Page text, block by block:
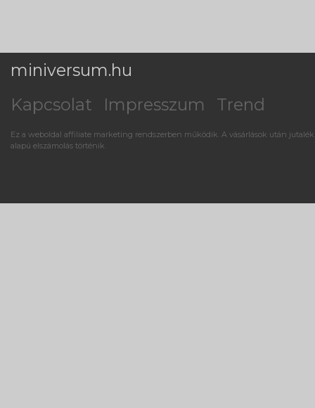
miniversum.hu
Kapcsolat
Impresszum Trend
Ez a weboldal affiliate marketing rendszerben működik. A vásárlások után jutalék
alapú elszámolás történik.